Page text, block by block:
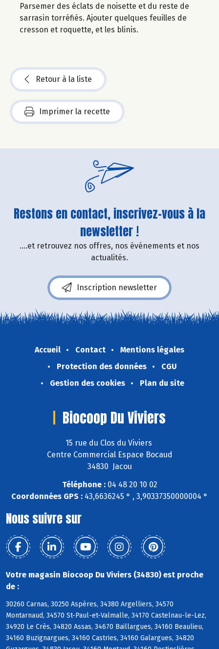
Parsemer des éclats de noisette et du reste de
sarrasin torréfiés. Ajouter quelques feuilles de
cresson et roquette, et les blinis.
Retour à la liste
Imprimer la recette
Restons en contact, inscrivez-vous à la
newsletter !
....et retrouvez nos offres, nos événements et nos
actualités.
Inscription newsletter
Accueil Contact
Mentions légales
Protection des données
CGU
Gestion des cookies
Plan du site
Biocoop Du Viviers
15 rue du Clos du Viviers
Centre Commercial Espace Bocaud
34830 Jacou
Téléphone :04 48 20 10 02
Coordonnées GPS : 43,6636245 ° , 3,90337350000004 °
Nous suivre sur
Votre magasin Biocoop Du Viviers (34830) est proche
de :
30260 Carnas, 30250 Aspères, 34380 Argelliers, 34570
Montarnaud, 34570 St-Paul-et-Valmalle, 34170 Castelnau-le-Lez,
34920 Le Crès, 34820 Assas, 34670 Baillargues, 34160 Beaulieu,
34160 Buzignargues, 34160 Castries, 34160 Galargues, 34820